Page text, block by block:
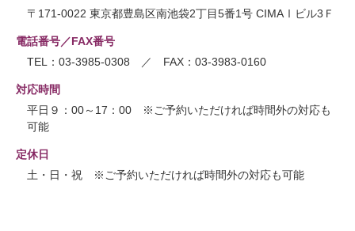
〒171-0022 東京都豊島区南池袋2丁目5番1号 CIMAⅠビル3Ｆ
電話番号／FAX番号
TEL：03-3985-0308 ／ FAX：03-3983-0160
対応時間
平日９：00～17：00 ※ご予約いただければ時間外の対応も
可能
定休日
土・日・祝 ※ご予約いただければ時間外の対応も可能